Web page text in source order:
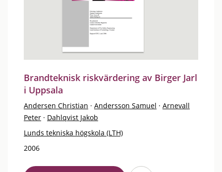
Brandteknisk riskvärdering av Birger Jarl
i Uppsala
Andersen Christian · Andersson Samuel · Arnevall
Peter · Dahlqvist Jakob
Lunds tekniska högskola (LTH)
2006